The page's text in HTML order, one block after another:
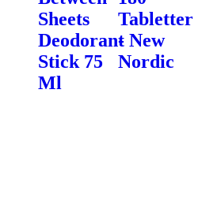
Sheets
Deodorant
Stick 75
Ml
Tabletter
- New
Nordic